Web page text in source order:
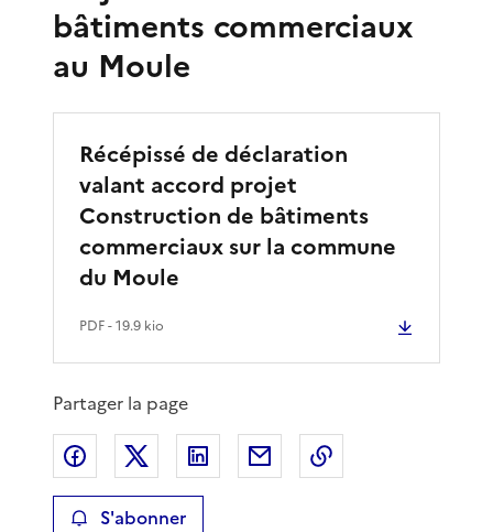
bâtiments commerciaux
au Moule
Récépissé de déclaration
valant accord projet
Construction de bâtiments
commerciaux sur la commune
du Moule
PDF- 19.9 kio
Partager la page
Partager sur Facebook
Partager sur XPartager sur LinkedIn
Partager par email
S'abonner